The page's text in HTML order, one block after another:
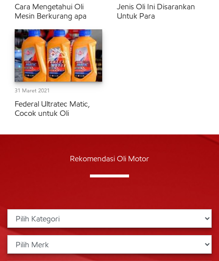
Cara Mengetahui Oli
Mesin Berkurang apa
Jenis Oli Ini Disarankan
Untuk Para
31 Maret 2021
Federal Ultratec Matic,
Cocok untuk Oli
Rekomendasi Oli Motor